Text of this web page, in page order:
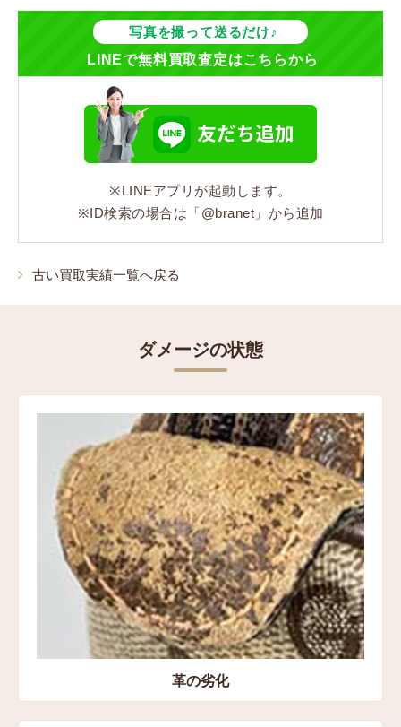
シリーズ
オールドグッチ
素材
横：約25㎝
マチ：約10㎝
コンディション
状態:Cランク 革の劣化、スレキズ、パイピングの亀
裂、糸の飛び出し、型崩れ、裏地の粉ふき
買取方法
買取店舗
写真を撮って送るだけ♪
LINEで無料買取査定はこちらから
※LINEアプリが起動します。
※ID検索の場合は「@branet」から追加
古い買取実績一覧へ戻る
ダメージの状態
革の劣化